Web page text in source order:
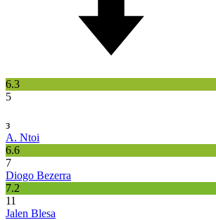
6.3
5
з
A. Ntoi
6.6
7
Diogo Bezerra
7.2
11
Jalen Blesa